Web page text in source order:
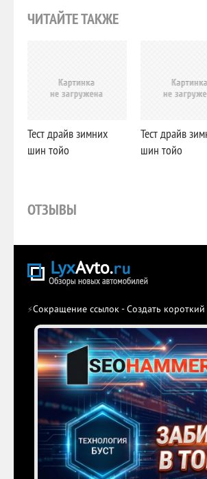
ЧИТАЙТЕ ТАКЖЕ
Тест драйв зимних
шин тойо
Тест драйв
шин тойо
ОТЗЫВЫ
⚡Сокращение ссылок - Создать короткий